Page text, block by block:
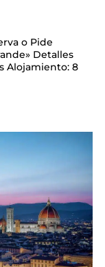
o Pide
Detalles
Alojamiento: 8